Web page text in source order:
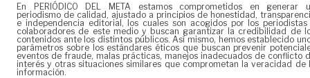
En PERIÓDICO DEL META estamos comprometidos en generar
periodismo de calidad, ajustado a principios de honestidad,
e independencia editorial, los cuales son acogidos por los periodistas
colaboradores de este medio y buscan garantizar la credibilidad de
contenidos ante los distintos públicos. Así mismo, hemos establecido
parámetros sobre los estándares éticos que buscan prevenir
eventos de fraude, malas prácticas, manejos inadecuados de conflicto
interés y otras situaciones similares que comprometan la veracidad de
información.